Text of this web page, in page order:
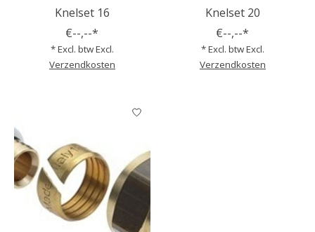
Knelset 16
€--,--*
* Excl. btw Excl.
Verzendkosten
Knelset 20
€--,--*
* Excl. btw Excl.
Verzendkosten